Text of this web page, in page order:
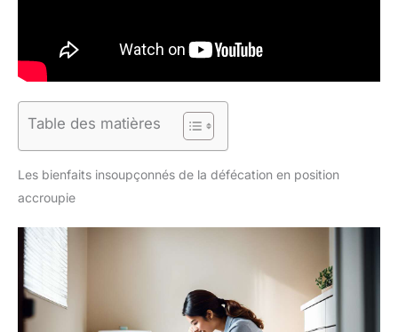
Table des matières
Les bienfaits insoupçonnés de la défécation en position
accroupie